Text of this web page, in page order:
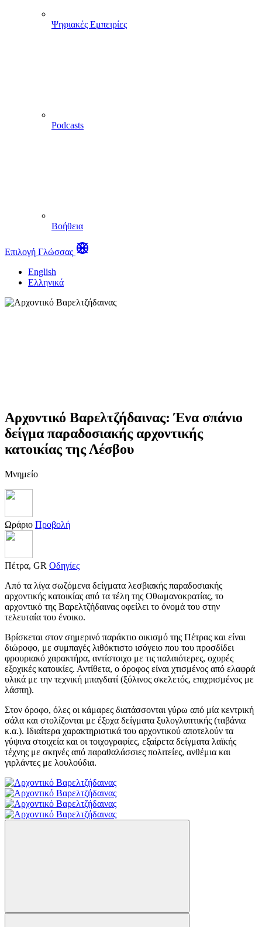
Ψηφιακές Εμπειρίες
Podcasts
Βοήθεια
Επιλογή Γλώσσας
English
Ελληνικά
Αρχοντικό Βαρελτζήδαινας: Ένα σπάνιο
δείγμα παραδοσιακής αρχοντικής
κατοικίας της Λέσβου
Μνημείο
Ωράριο Προβολή
Πέτρα, GR Οδηγίες
Από τα λίγα σωζόμενα δείγματα λεσβιακής παραδοσιακής
αρχοντικής κατοικίας από τα τέλη της Οθωμανοκρατίας, το
αρχοντικό της Βαρελτζήδαινας οφείλει το όνομά του στην
τελευταία του ένοικο.
Βρίσκεται στον σημερινό παράκτιο οικισμό της Πέτρας και είναι
διώροφο, με συμπαγές λιθόκτιστο ισόγειο που του προσδίδει
φρουριακό χαρακτήρα, αντίστοιχο με τις παλαιότερες, οχυρές
εξοχικές κατοικίες. Αντίθετα, ο όροφος είναι χτισμένος από ελαφρά
υλικά με την τεχνική μπαγδατί (ξύλινος σκελετός, επιχρισμένος με
λάσπη).
Στον όροφο, όλες οι κάμαρες διατάσσονται γύρω από μία κεντρική
σάλα και στολίζονται με έξοχα δείγματα ξυλογλυπτικής (ταβάνια
κ.α.). Ιδιαίτερα χαρακτηριστικά του αρχοντικού αποτελούν τα
γύψινα στοιχεία και οι τοιχογραφίες, εξαίρετα δείγματα λαϊκής
τέχνης με σκηνές από παραθαλάσσιες πολιτείες, ανθέμια και
γιρλάντες με λουλούδια.